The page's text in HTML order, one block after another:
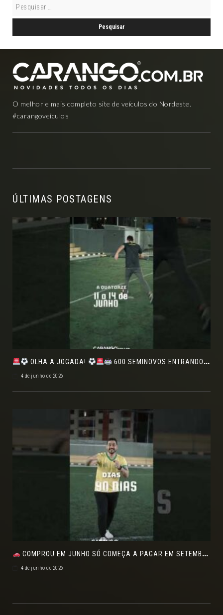
O melhor e mais completo site de veículos do Nordeste.
#carangoveículos
ÚLTIMAS POSTAGENS
OLHA A JOGADA! 600 SEMINOVOS ENTRANDO EM CAMPO NO FEIRÃO DE VERDADE!
4 de junho de 2026
COMPROU EM JUNHO SÓ COMEÇA A PAGAR EM SETEMBRO!NO FEIRÃO DE VERDADE EM ARACJU
4 de junho de 2026